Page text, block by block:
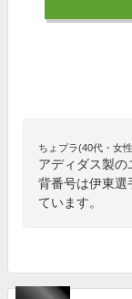
ちょプラ(40代・女
アディダス製の
背番号は伊東選
ています。